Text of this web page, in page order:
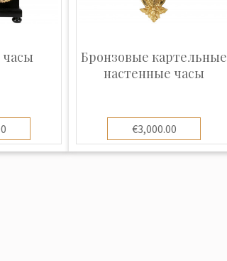
Бронзовые картельные
настенные часы
€3,000.00